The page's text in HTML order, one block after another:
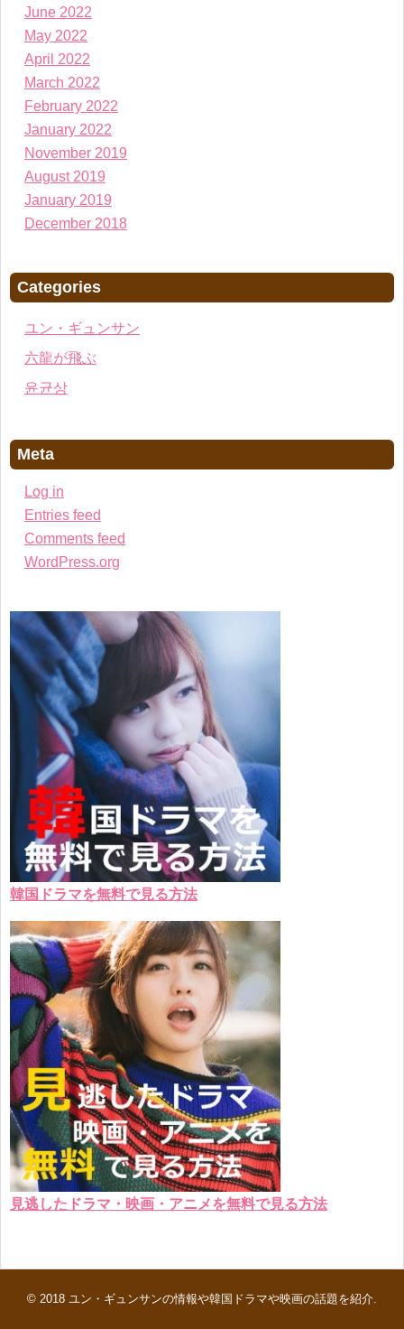
June 2022
May 2022
April 2022
March 2022
February 2022
January 2022
November 2019
August 2019
January 2019
December 2018
Categories
ユン・ギュンサン
六龍が飛ぶ
윤균상
Meta
Log in
Entries feed
Comments feed
WordPress.org
韓国ドラマを無料で見る方法
見逃したドラマ・映画・アニメを無料で見る方法
© 2018 ユン・ギュンサンの情報や韓国ドラマや映画の話題を紹介.